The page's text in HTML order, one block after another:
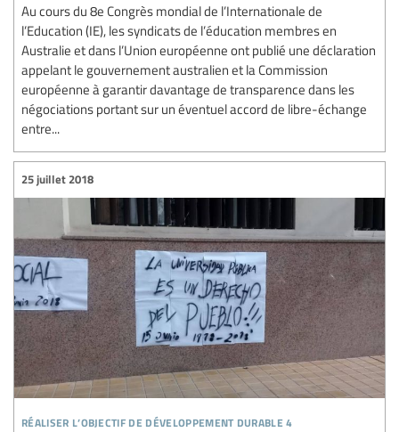
Au cours du 8e Congrès mondial de l’Internationale de
l’Education (IE), les syndicats de l’éducation membres en
Australie et dans l’Union européenne ont publié une déclaration
appelant le gouvernement australien et la Commission
européenne à garantir davantage de transparence dans les
négociations portant sur un éventuel accord de libre-échange
entre...
réaliser l’objectif de développement durable 4
25 juillet 2018